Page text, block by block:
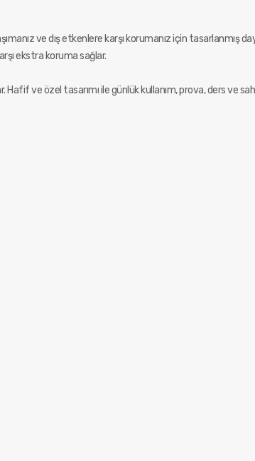
ve dış etkenlere karşı korumanız için tasarlanmış
ekstra koruma sağlar.
Hafif ve özel tasarımı ile günlük kullanım, prova, ders ve